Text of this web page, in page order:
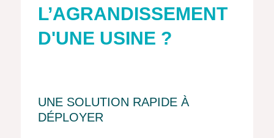
L’AGRANDISSEMENT
D'UNE USINE ?
UNE SOLUTION RAPIDE À
DÉPLOYER